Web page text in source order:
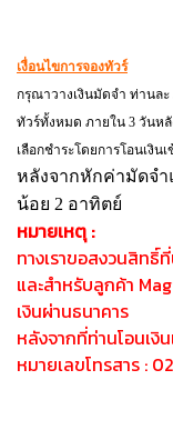
เงื่อนไขการจองทัวร์
กรุณาวางเงินมัดจำ ท่านละ
ทัวร์ทั้งหมด ภายใน 3 วันห
เลือกชำระโดยการโอนเงิ
หลังจากหักค่ามัดจำ
น้อย 2 อาทิตย์
หมายเหตุ :
ทางเราขอสงวนสิทธิ์
และสำหรับลูกค้า
เงินผ่านธนาคาร
หลังจากที่ท่านโอนเงิ
หมายเลขโทรสาร :